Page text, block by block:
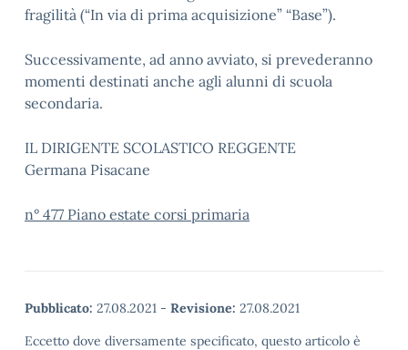
fragilità (“In via di prima acquisizione” “Base”).
Successivamente, ad anno avviato, si prevederanno
momenti destinati anche agli alunni di scuola
secondaria.
IL DIRIGENTE SCOLASTICO REGGENTE
Germana Pisacane
n° 477 Piano estate corsi primaria
Pubblicato: 27.08.2021 - Revisione: 27.08.2021
Eccetto dove diversamente specificato, questo articolo è